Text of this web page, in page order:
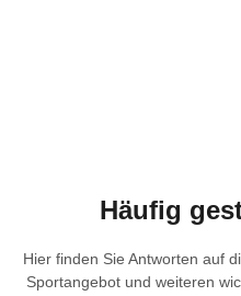
Häufig
Hier finden Sie Antworten auf
Sportangebot und weiteren